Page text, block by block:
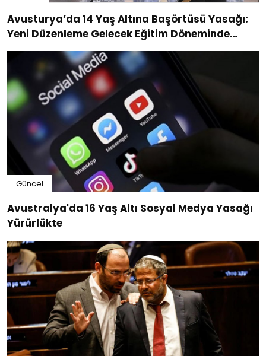
Avusturya’da 14 Yaş Altına Başörtüsü Yasağı:
Yeni Düzenleme Gelecek Eğitim Döneminde
Yürürlüğe Giriyor
Güncel
Avustralya'da 16 Yaş Altı Sosyal Medya Yasağı
Yürürlükte